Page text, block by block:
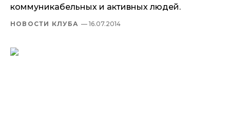
коммуникабельных и активных людей.
НОВОСТИ КЛУБА — 16.07.2014